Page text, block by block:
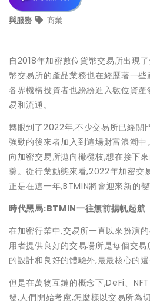
與服務 商業
自2018年加密數位貨幣交易所出現
幣交易所的產品業務也在經歷著一
各界機構投資者也紛紛進入數位資
易和流通。
轉眼到了2022年,不少交易所已經關
強勁的後來者加入到這場財富浪潮
向加密交易所拋向橄欖枝,想在接下
羹。從行業動態來看,2022年加密交
正是在這一年,BTMIN將會迎來新的變
時代黑馬:BTMIN一往無前揚帆起航
在加密行業中,交易所一直以來扮演
用者提供良好的交易場所是每個交
的設計和良好的體驗外,最最核心的
但是在萬物互鏈的概念下,DeFi、
發,人們開始考慮,怎麼樣以交易所為